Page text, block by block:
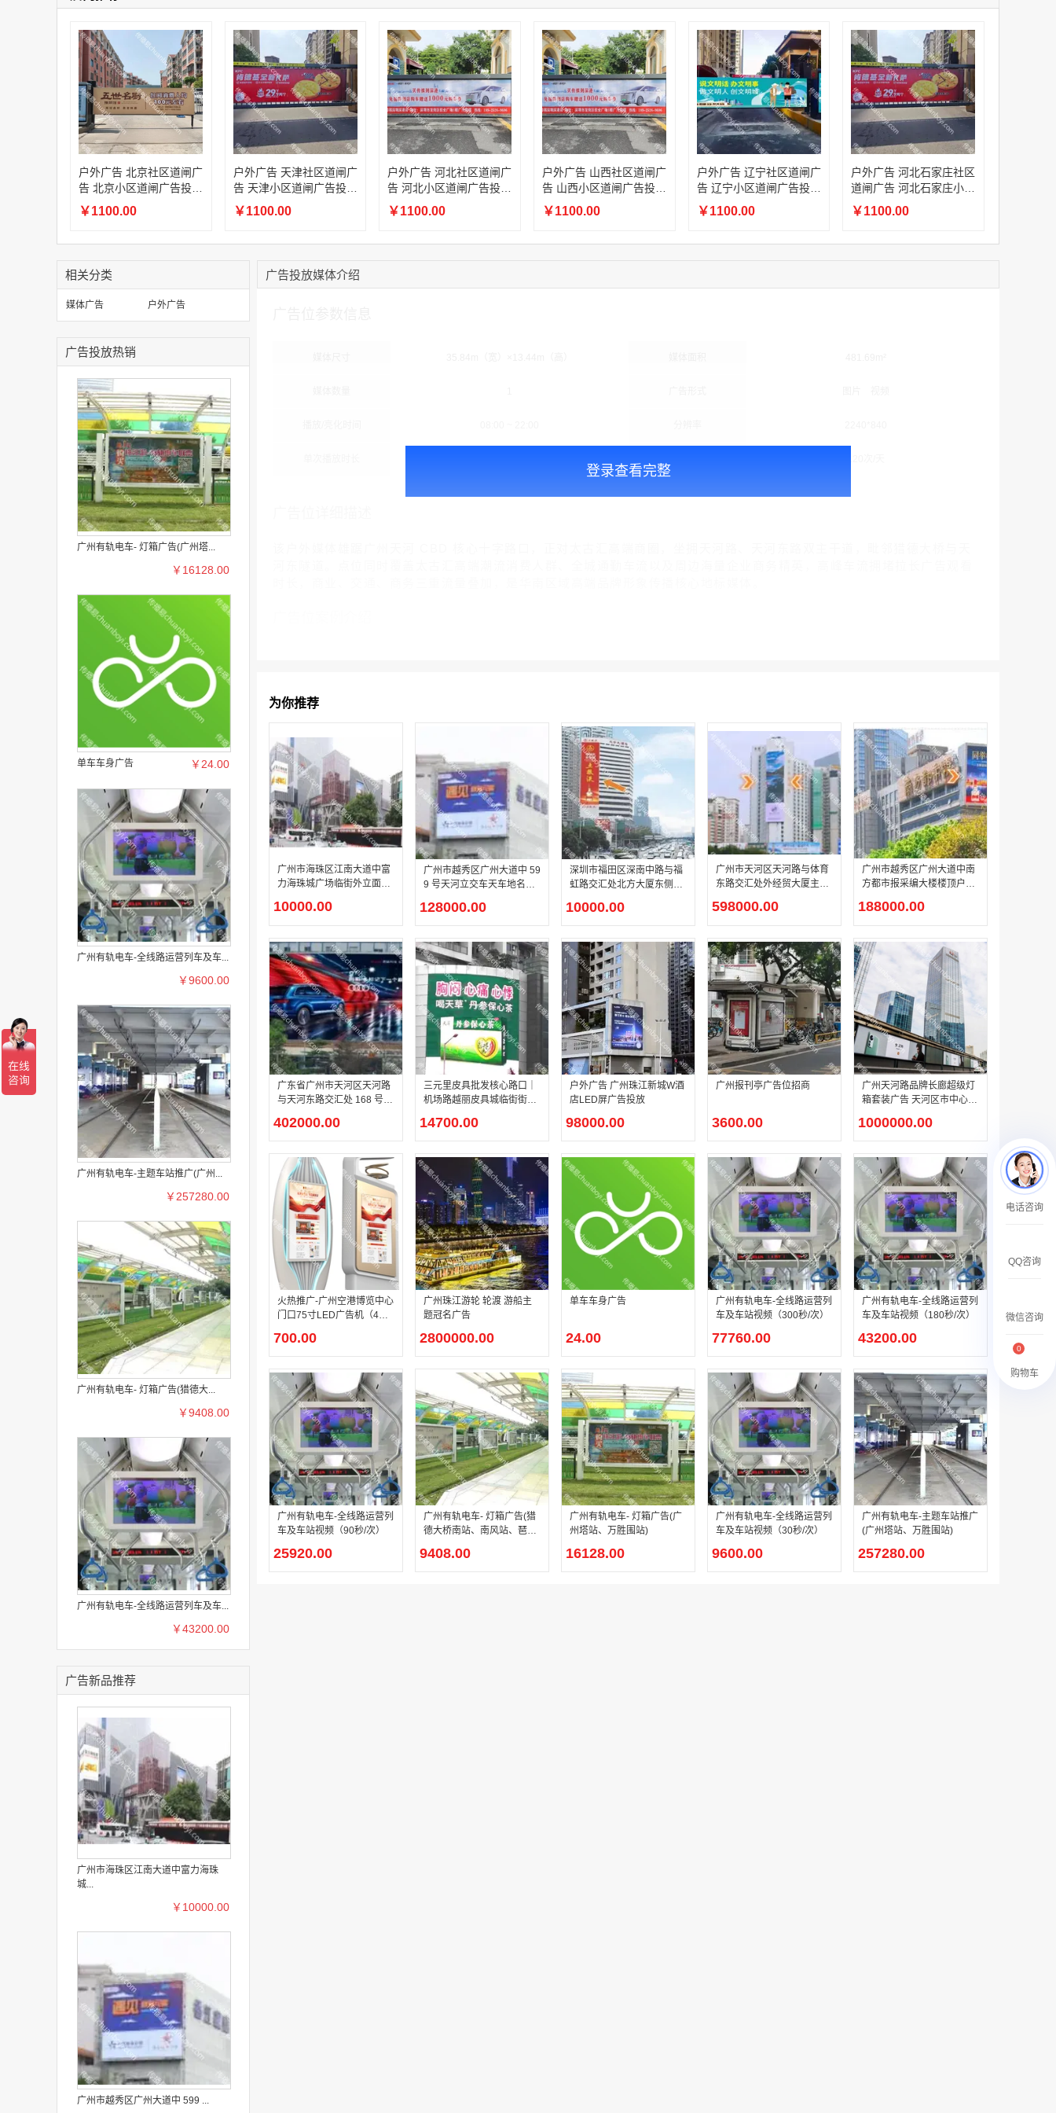
15:27:46 181****7631 联系了该媒体所在商家
03:20:56 156****3374 联系了该媒体所在商家
15:42:33 158****0746 联系了该媒体所在商家
13:59:39 189****2617 联系了该媒体所在商家
12:40:20 177****7961 联系了该媒体所在商家
16:12:36 181****8167 联系了该媒体所在商家
16:16:44 181****0078 联系了该媒体所在商家
￥27600.00
香港双层巴士车身广告（含车顶）
￥77000.00
户外广告 河北社区道闸广告 河北小区道闸广告投放价格
￥1100.00
香港签名广告有轨双层巴士车身广告
￥27600.00
澳门有轨双层旅游巴士车身广告
￥27700.00
户外广告 北京社区道闸广
告 北京小区道闸广告投放
价格
￥1100.00
户外广告 天津社区道闸广
告 天津小区道闸广告投放
价格
￥1100.00
户外广告 河北社区道闸广
告 河北小区道闸广告投放
价格
￥1100.00
户外广告 山西社区道闸广
告 山西小区道闸广告投放
价格
￥1100.00
户外广告 辽宁社区道闸广
告 辽宁小区道闸广告投放
价格
￥1100.00
户外广告 河北石家庄社区
道闸广告 河北石家庄小区
道闸广告投放价格
￥1100.00
相关分类
媒体广告 户外广告
广告投放热销
广州有轨电车- 灯箱广告(广州塔...
￥16128.00
单车车身广告 ￥24.00
广州有轨电车-全线路运营列车及车...
￥9600.00
广州有轨电车-主题车站推广(广州...
￥257280.00
广州有轨电车- 灯箱广告(猎德大...
￥9408.00
广州有轨电车-全线路运营列车及车...
￥43200.00
广告新品推荐
广州市海珠区江南大道中富力海珠
城...
￥10000.00
广州市越秀区广州大道中 599 ...
广告投放媒体介绍
登录查看完整
为你推荐
广州市海珠区江南大道中富
力海珠城广场临街外立面江
道户外 LED 媒体屏介绍
10000.00
广州市越秀区广州大道中 59
9 号天河立交车天车地名车
主干道户外 LED 媒体屏介
128000.00
深圳市福田区深南中路与福
虹路交汇处北方大厦东侧外
字楼户外 LED 媒体屏介绍
10000.00
广州市天河区天河路与体育
东路交汇处外经贸大厦主楼
ED 媒体屏介绍
598000.00
广州市越秀区广州大道中南
方都市报采编大楼楼顶户外
介绍
188000.00
广东省广州市天河区天河路
与天河东路交汇处 168 号石
设施户外弧形 LED 广告媒
402000.00
三元里皮具批发核心路口｜
机场路越丽皮具城临街街边
14700.00
户外广告 广州珠江新城W酒
店LED屏广告投放
98000.00
广州报刊亭广告位招商
3600.00
广州天河路品牌长廊超级灯
箱套装广告 天河区市中心灯
1000000.00
火热推广-广州空港博览中心
门口75寸LED广告机（4面
7天）
700.00
广州珠江游轮 轮渡 游船主
题冠名广告
2800000.00
单车车身广告
24.00
广州有轨电车-全线路运营列
车及车站视频（300秒/次）
77760.00
广州有轨电车-全线路运营列
车及车站视频（180秒/次）
43200.00
广州有轨电车-全线路运营列
车及车站视频（90秒/次）
25920.00
广州有轨电车- 灯箱广告(猎
德大桥南站、南风站、琶洲
9408.00
广州有轨电车- 灯箱广告(广
州塔站、万胜围站)
16128.00
广州有轨电车-全线路运营列
车及车站视频（30秒/次）
9600.00
广州有轨电车-主题车站推广
(广州塔站、万胜围站)
257280.00
电话咨询
QQ咨询
微信咨询
购物车
0